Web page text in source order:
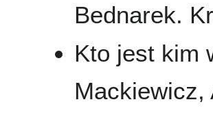
Bednarek.
Kto jest kim
Mackiewicz,